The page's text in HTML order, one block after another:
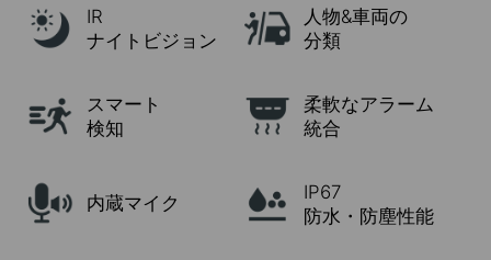
IR
ナイトビジョン
人物&車両の
分類
スマート
検知
柔軟なアラーム
統合
内蔵マイク
IP67
防水・防塵性能